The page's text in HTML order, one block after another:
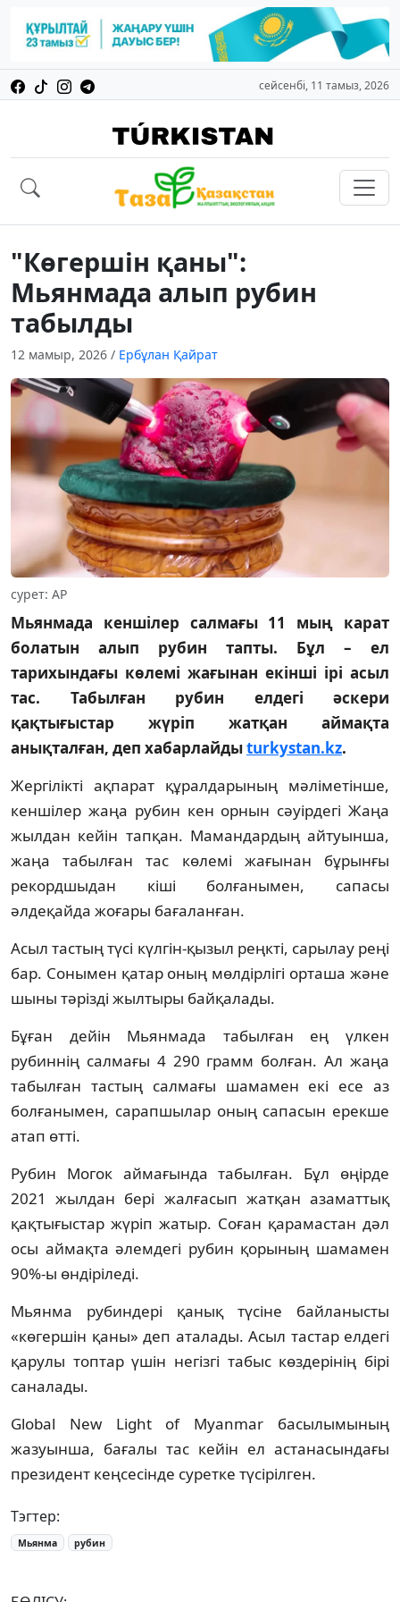
сейсенбі, 11 тамыз, 2026
"Көгершін қаны":
Мьянмада алып рубин
табылды
12 мамыр, 2026 / Ербұлан Қайрат
сурет: АР
Мьянмада кеншілер салмағы 11 мың карат
болатын алып рубин тапты. Бұл – ел
тарихындағы көлемі жағынан екінші ірі асыл
тас. Табылған рубин елдегі әскери
қақтығыстар жүріп жатқан аймақта
анықталған, деп хабарлайдыturkystan.kz.
Жергілікті ақпарат құралдарының мәліметінше,
кеншілер жаңа рубин кен орнын сәуірдегі Жаңа
жылдан кейін тапқан. Мамандардың айтуынша,
жаңа табылған тас көлемі жағынан бұрынғы
рекордшыдан кіші болғанымен, сапасы
әлдеқайда жоғары бағаланған.
Асыл тастың түсі күлгін-қызыл реңкті, сарылау реңі
бар. Сонымен қатар оның мөлдірлігі орташа және
шыны тәрізді жылтыры байқалады.
Бұған дейін Мьянмада табылған ең үлкен
рубиннің салмағы 4 290 грамм болған. Ал жаңа
табылған тастың салмағы шамамен екі есе аз
болғанымен, сарапшылар оның сапасын ерекше
атап өтті.
Рубин Могок аймағында табылған. Бұл өңірде
2021 жылдан бері жалғасып жатқан азаматтық
қақтығыстар жүріп жатыр. Соған қарамастан дәл
осы аймақта әлемдегі рубин қорының шамамен
90%-ы өндіріледі.
Мьянма рубиндері қанық түсіне байланысты
«көгершін қаны» деп аталады. Асыл тастар елдегі
қарулы топтар үшін негізгі табыс көздерінің бірі
саналады.
Global New Light of Myanmar басылымының
жазуынша, бағалы тас кейін ел астанасындағы
президент кеңсесінде суретке түсірілген.
Тэгтер:
Мьянма рубин